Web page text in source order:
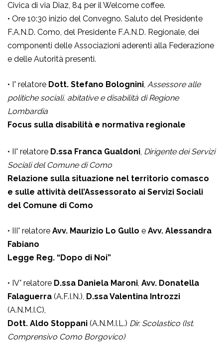
Civica di via Diaz, 84 per il Welcome coffee.
• Ore 10:30 inizio del Convegno. Saluto del Presidente
F.A.N.D. Como, del Presidente F.A.N.D. Regionale, dei
componenti delle Associazioni aderenti alla Federazione
e delle Autorità presenti.
• I° relatore Dott. Stefano Bolognini, Assessore alle
politiche sociali, abitative e disabilità di Regione
Lombardia
Focus sulla disabilità e normativa regionale
• II° relatore D.ssa Franca Gualdoni, Dirigente dei Servizi
Sociali del Comune di Como
Relazione sulla situazione nel territorio comasco
e sulle attività dell’Assessorato ai Servizi Sociali
del Comune di Como
• III° relatore Avv. Maurizio Lo Gullo e Avv. Alessandra
Fabiano
Legge Reg. “Dopo di Noi”
• IV° relatore D.ssa Daniela Maroni, Avv. Donatella
Falaguerra (A.F.I.N.), D.ssa Valentina Introzzi
(A.N.M.I.C),
Dott. Aldo Stoppani (A.N.M.I.L.) Dir. Scolastico (Ist.
Comprensivo Como Borgovico)